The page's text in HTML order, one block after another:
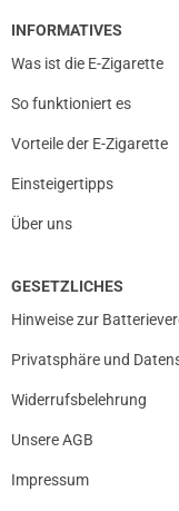
INFORMATIVES
Was ist die E-Zigarette
So funktioniert es
Vorteile der E-Zigarette
Einsteigertipps
Über uns
GESETZLICHES
Hinweise zur
Privatsphäre und
Widerrufsbelehrung
Unsere AGB
Impressum